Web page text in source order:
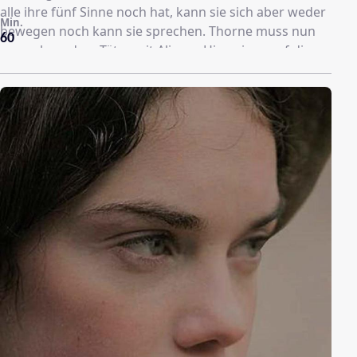
alle ihre fünf Sinne noch hat, kann sie sich aber weder
bewegen noch kann sie sprechen. Thorne muss nun
versuchen, dem Täter mit Alisons Hinweisen auf die
Schliche zu kommen
60
Min.